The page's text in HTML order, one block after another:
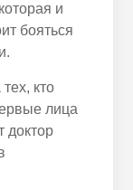
и
бояться
кто
лица
доктор